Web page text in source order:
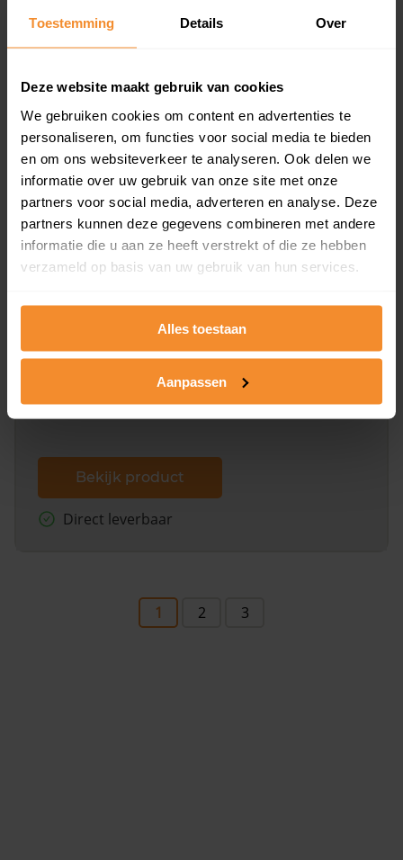
Toestemming Details Over
Deze website maakt gebruik van cookies
We gebruiken cookies om content en advertenties te
personaliseren, om functies voor social media te bieden
en om ons websiteverkeer te analyseren. Ook delen we
informatie over uw gebruik van onze site met onze
partners voor social media, adverteren en analyse. Deze
partners kunnen deze gegevens combineren met andere
informatie die u aan ze heeft verstrekt of die ze hebben
verzameld op basis van uw gebruik van hun services.
Alles toestaan
Aanpassen
Een overzicht van alle verkochte woningen (koopsom
en koopdatum) binnen een postcodegebied. Dit
Bekijk product
Direct leverbaar
Een uitgebreid overzicht van het perceel en
dit inclusief de luchtfoto!
Bekijk product
Direct leverbaar
1 2 3